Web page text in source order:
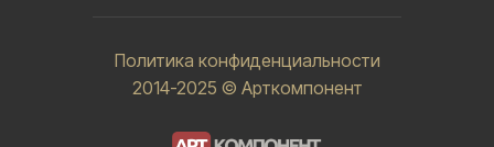
2014-2025 © Арткомпонент
Политика конфиденциальности